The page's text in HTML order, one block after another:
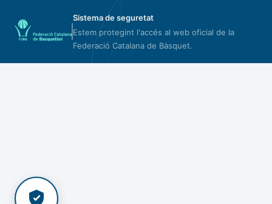
Sistema de seguretat
Estem protegint l'accés al web oficial de la
Federació Catalana de Bàsquet.